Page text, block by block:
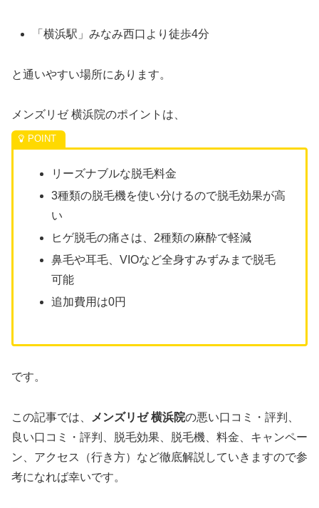
「横浜駅」みなみ西口より徒歩4分
と通いやすい場所にあります。
メンズリゼ 横浜院のポイントは、
リーズナブルな脱毛料金
3種類の脱毛機を使い分けるので脱毛効果が高
い
ヒゲ脱毛の痛さは、2種類の麻酔で軽減
鼻毛や耳毛、VIOなど全身すみずみまで脱毛
可能
追加費用は0円
です。
この記事では、 メンズリゼ 横浜院の悪い口コミ・評判、
良い口コミ・評判、脱毛効果、脱毛機、料金、キャンペー
ン、アクセス（行き方）など徹底解説していきますので参
考になれば幸いです。